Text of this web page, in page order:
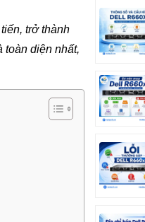
trở thành
toàn diện nhất,